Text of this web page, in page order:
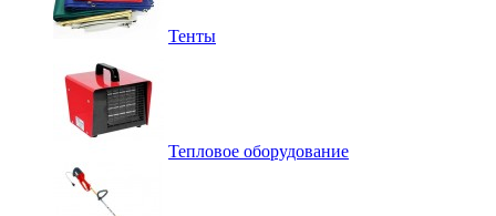
Тенты
Тепловое оборудование